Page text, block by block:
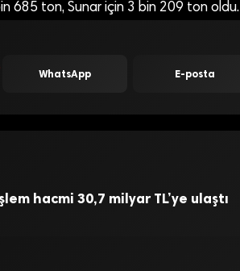
685 ton, Sunar için 3 bin 209 ton oldu.
WhatsApp E-posta
hacmi 30,7 milyar TL’ye ulaştı